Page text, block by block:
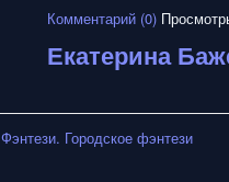
Комментарий (0)
Екатерина
Фэнтези. Городское фэнтези